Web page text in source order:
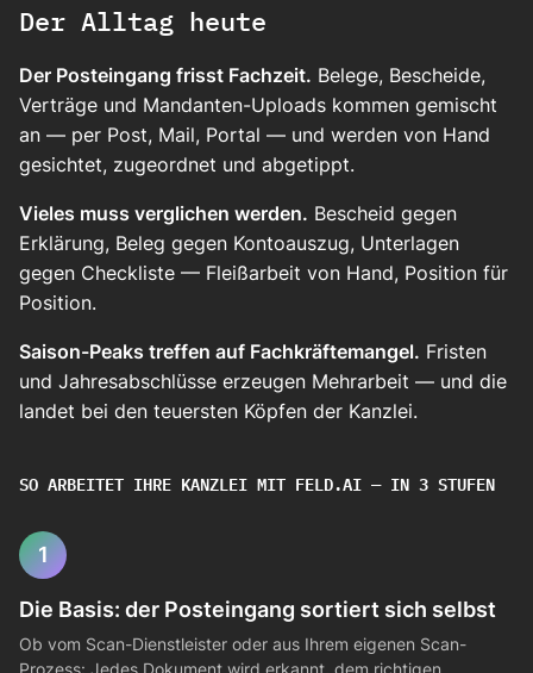
Der Alltag heute
Der Posteingang frisst Fachzeit. Belege, Bescheide,
Verträge und Mandanten-Uploads kommen gemischt
an — per Post, Mail, Portal — und werden von Hand
gesichtet, zugeordnet und abgetippt.
Vieles muss verglichen werden. Bescheid gegen
Erklärung, Beleg gegen Kontoauszug, Unterlagen
gegen Checkliste — Fleißarbeit von Hand, Position für
Position.
Saison-Peaks treffen auf Fachkräftemangel. Fristen
und Jahresabschlüsse erzeugen Mehrarbeit — und die
landet bei den teuersten Köpfen der Kanzlei.
SO ARBEITET IHRE KANZLEI MIT FELD.AI — IN 3 STUFEN
1
Die Basis: der Posteingang sortiert sich selbst
Ob vom Scan-Dienstleister oder aus Ihrem eigenen Scan-